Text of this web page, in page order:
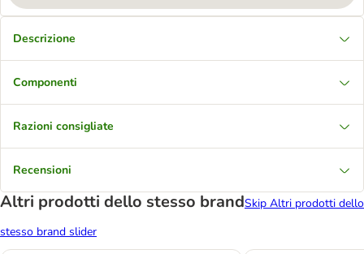
Descrizione
Componenti
Razioni consigliate
Recensioni
Altri prodotti dello stesso brandSkip Altri prodotti dello
stesso brand slider